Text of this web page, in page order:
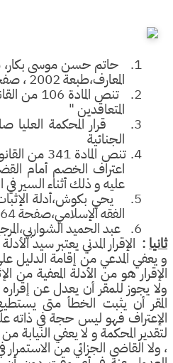
حاتم حسن موسى بكار،
المعارف،طبعة 2002 ، صفحة 107
تنص المادة 106
المتعاقدين "
الجنائية
تنص المادة 341 من
اعتراف الخصم أمام
عليه و ذلك أثناء السير في
يحي بكوش،أدلة الإثبات في
الفقه الإسلامي،صفحة 264
عبد الحميد الشواربي،المرجع
:الإقرار المدني يعتبر سيد الأدلة
المدعي من إقامة الدليل على
هو من الأدلة المعفية من
يجوز للمقر أن يعدل عن إقراره
أن يثبت الخطأ متى يستطيع
فهو ليس حجة في ذاته على
المحكمة و لا يعفي النيابة من
القاضي الجزائي من الاستمرار